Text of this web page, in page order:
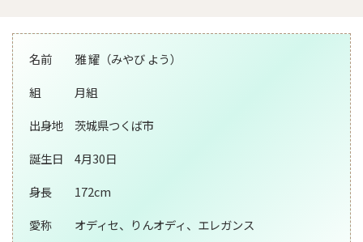
名前 雅 耀（みやび よう）
組 月組
出身地 茨城県つくば市
誕生日 4月30日
身長 172cm
愛称 オディセ、りんオディ、エレガンス